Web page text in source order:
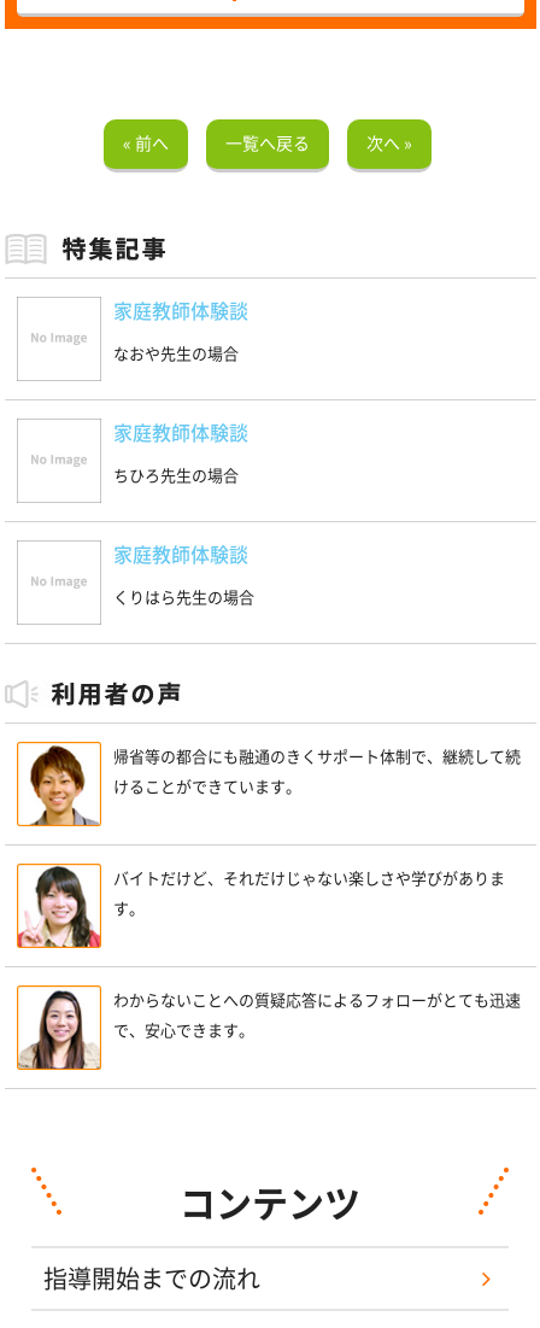
« 前へ 一覧へ戻る 次へ »
家庭教師体験談
なおや先生の場合
家庭教師体験談
ちひろ先生の場合
家庭教師体験談
くりはら先生の場合
帰省等の都合にも融通のきくサポート体制で、継続して続
けることができています。
バイトだけど、それだけじゃない楽しさや学びがありま
す。
わからないことへの質疑応答によるフォローがとても迅速
で、安心できます。
コンテンツ
指導開始までの流れ